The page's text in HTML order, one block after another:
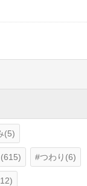
(5)
つわり(6)